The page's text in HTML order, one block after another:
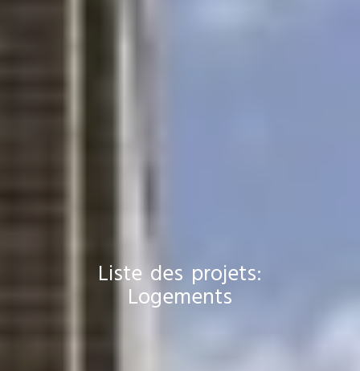
Liste des projets:
Logements